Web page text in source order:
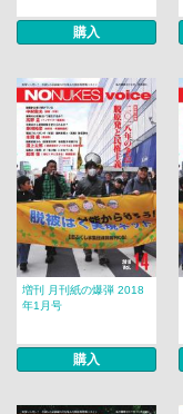
購入
増刊 月刊紙の爆弾 2018
年1月号
購入